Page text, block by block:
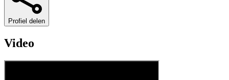
Profiel delen
Video